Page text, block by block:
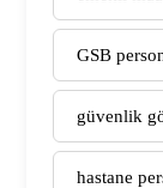
GSB
güvenlik
hastane